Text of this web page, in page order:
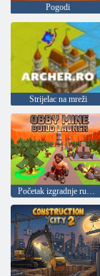
Pogodi
Strijelac na mreži
Početak izgradnje rudnika Obbi